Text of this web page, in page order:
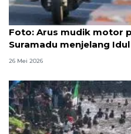
Foto
Foto: Arus mudik motor
Suramadu menjelang
26 Mei 2026